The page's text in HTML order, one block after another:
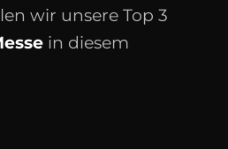
wir unsere Top 3
in diesem